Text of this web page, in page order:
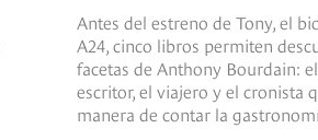
Antes del estreno de Tony, el
A24, cinco libros permiten
facetas de Anthony Bourdain:
escritor, el viajero y el cronista
manera de contar la